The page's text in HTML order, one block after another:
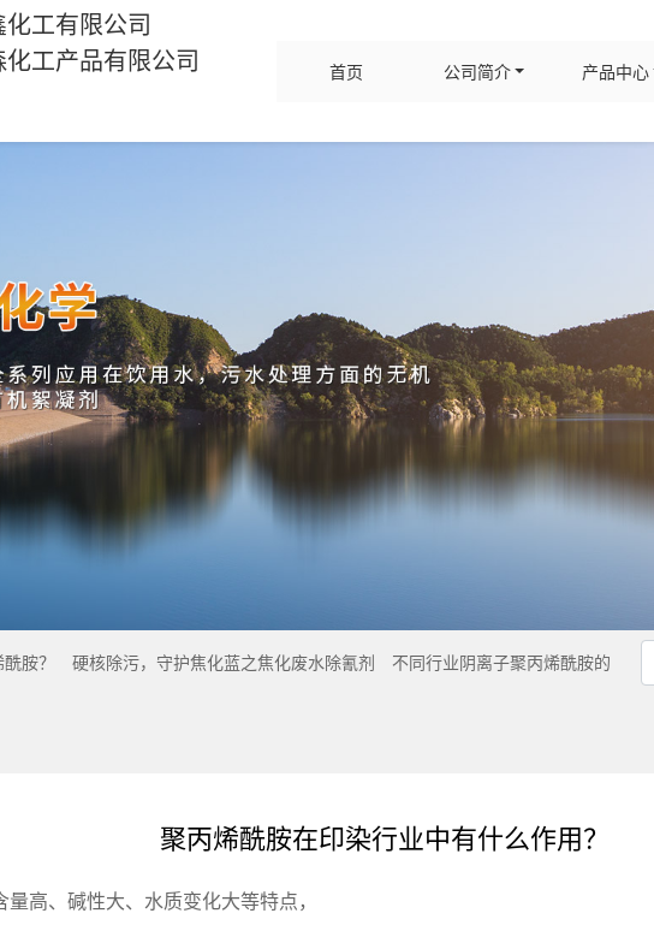
工有限公司
工产品有限公司
首页 公司简介 产品中心
胺？ 硬核除污，守护焦化蓝之焦化废水除氰剂
不同行业阴离子聚丙烯酰胺的
聚丙烯酰胺在印染行业中有什么作用？
高、碱性大、水质变化大等特点，